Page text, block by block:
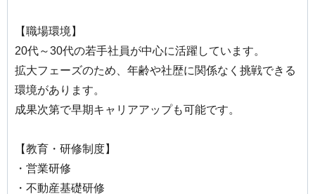
【職場環境】
20代～30代の若手社員が中心に活躍しています。
拡大フェーズのため、年齢や社歴に関係なく挑戦できる
環境があります。
成果次第で早期キャリアアップも可能です。
【教育・研修制度】
・営業研修
・不動産基礎研修